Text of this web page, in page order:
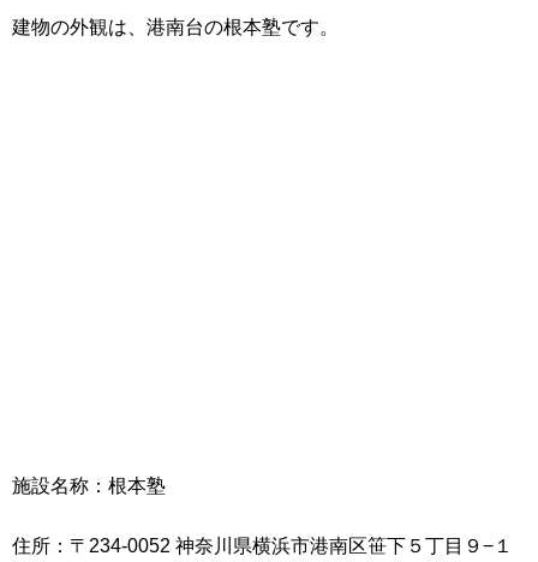
建物の外観は、港南台の根本塾です。
施設名称：根本塾
住所：〒234-0052 神奈川県横浜市港南区笹下５丁目９−１